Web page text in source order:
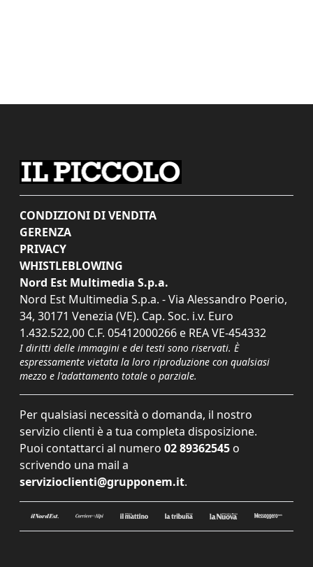
CONDIZIONI DI VENDITA
GERENZA
PRIVACY
WHISTLEBLOWING
Nord Est Multimedia S.p.a.
Nord Est Multimedia S.p.a. - Via Alessandro Poerio,
34, 30171 Venezia (VE). Cap. Soc. i.v. Euro
1.432.522,00 C.F. 05412000266 e REA VE-454332
I diritti delle immagini e dei testi sono riservati. È
espressamente vietata la loro riproduzione con qualsiasi
mezzo e l'adattamento totale o parziale.
Per qualsiasi necessità o domanda, il nostro
servizio clienti è a tua completa disposizione.
Puoi contattarci al numero 02 89362545 o
scrivendo una mail a
servizioclienti@grupponem.it.